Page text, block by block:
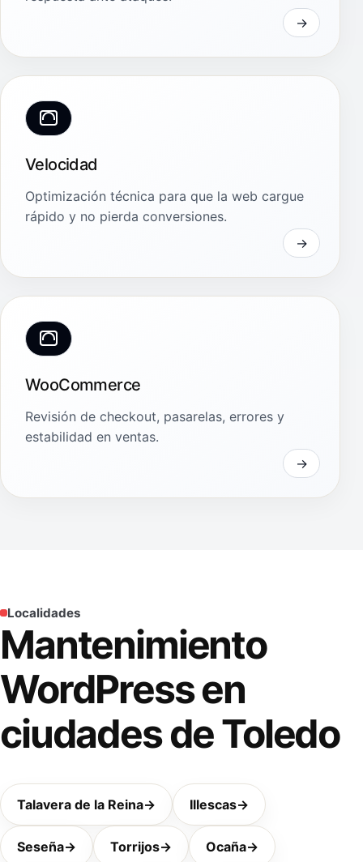
Velocidad
Optimización técnica para que la web cargue
rápido y no pierda conversiones.
WooCommerce
Revisión de checkout, pasarelas, errores y
estabilidad en ventas.
Localidades
Mantenimiento
WordPress en
ciudades de Toledo
Talavera de la Reina→ Illescas→
Seseña→ Torrijos→ Ocaña→